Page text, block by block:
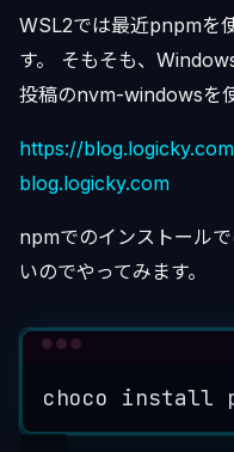
WSL2では最近pnpmを
す。 そもそも、
投稿のnvm-windowsを使
https://
blog.logicky.com
npmでのインストール
いのでやってみます。
choco install